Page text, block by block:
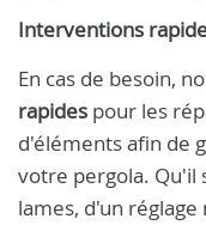
Interventions
En cas de besoin,
rapides pour les
d'éléments afin de
votre pergola. Qu'il
lames, d'un